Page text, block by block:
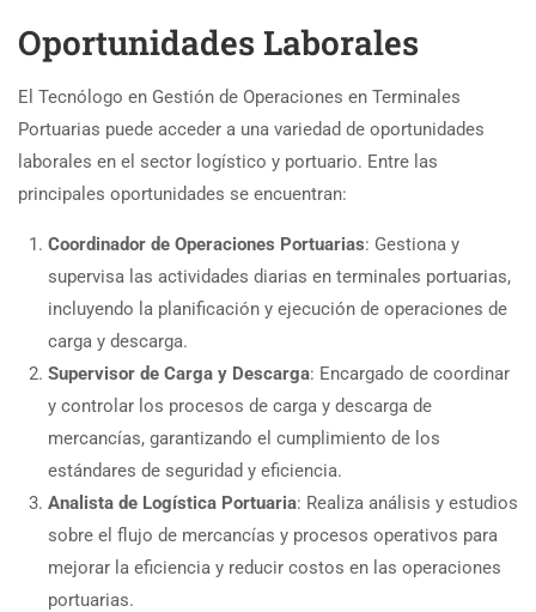
Oportunidades Laborales
El Tecnólogo en Gestión de Operaciones en Terminales
Portuarias puede acceder a una variedad de oportunidades
laborales en el sector logístico y portuario. Entre las
principales oportunidades se encuentran:
Coordinador de Operaciones Portuarias: Gestiona y
supervisa las actividades diarias en terminales portuarias,
incluyendo la planificación y ejecución de operaciones de
carga y descarga.
Supervisor de Carga y Descarga: Encargado de coordinar
y controlar los procesos de carga y descarga de
mercancías, garantizando el cumplimiento de los
estándares de seguridad y eficiencia.
Analista de Logística Portuaria: Realiza análisis y estudios
sobre el flujo de mercancías y procesos operativos para
mejorar la eficiencia y reducir costos en las operaciones
portuarias.